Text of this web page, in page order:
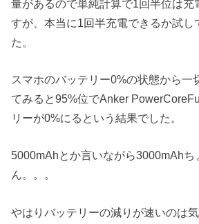
量があるので単純計算で1回半位は充
すが、本当に1回半充電できるか試し
た。
スマホのバッテリー0%の状態から一
てみると95%位でAnker
リーが0%にるという結果でした。
5000mAhとか言いながら3000mAhち
ん。。。
やはりバッテリーの減りが速いのは